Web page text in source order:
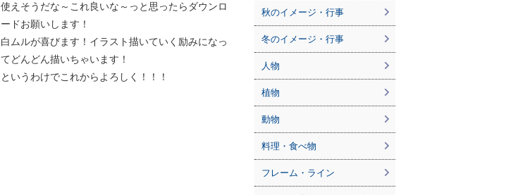
使えそうだな～これ良いな～っと思ったらダウンロ
ードお願いします！
白ムルが喜びます！イラスト描いていく励みになっ
てどんどん描いちゃいます！
というわけでこれからよろしく！！！
秋のイメージ・行事
冬のイメージ・行事
人物
植物
動物
料理・食べ物
フレーム・ライン